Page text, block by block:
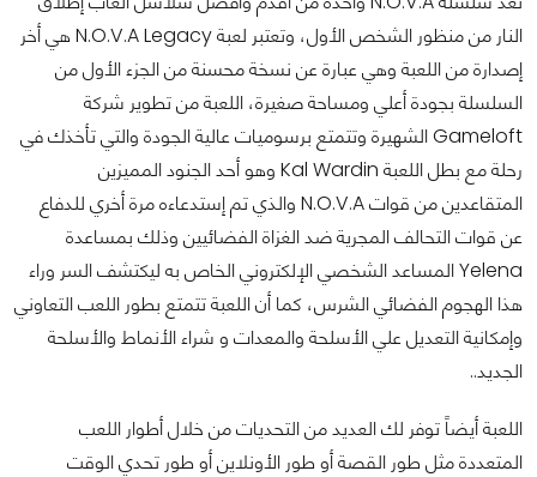
النار من منظور الشخص الأول، وتعتبر لعبة N.O.V.A Legacy هي أخر
إصدارة من اللعبة وهي عبارة عن نسخة محسنة من الجزء الأول من
السلسلة بجودة أعلي ومساحة صغيرة، اللعبة من تطوير شركة
Gameloft الشهيرة وتتمتع برسوميات عالية الجودة والتي تأخذك في
رحلة مع بطل اللعبة Kal Wardin وهو أحد الجنود المميزين
المتقاعدين من قوات N.O.V.A والذي تم إستدعاءه مرة أخري للدفاع
عن قوات التحالف المجرية ضد الغزاة الفضائيين وذلك بمساعدة
Yelena المساعد الشخصي الإلكتروني الخاص به ليكتشف السر وراء
هذا الهجوم الفضائي الشرس، كما أن اللعبة تتمتع بطور اللعب التعاوني
وإمكانية التعديل علي الأسلحة والمعدات و شراء الأنماط والأسلحة
الجديد..
اللعبة أيضاً توفر لك العديد من التحديات من خلال أطوار اللعب
المتعددة مثل طور القصة أو طور الأونلاين أو طور تحدي الوقت